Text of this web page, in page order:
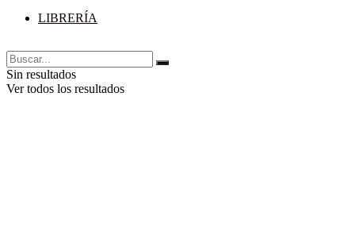
LIBRERÍA
Sin resultados
Ver todos los resultados